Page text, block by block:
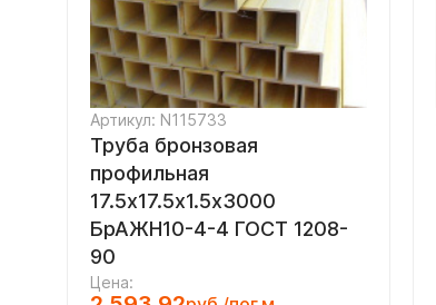
Артикул: N115733
Труба бронзовая
профильная
17.5х17.5х1.5х3000
БрАЖН10-4-4 ГОСТ 1208-
90
Цена: